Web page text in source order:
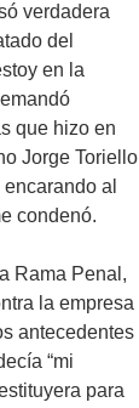
verdadera
del
en la
que hizo en
Jorge Toriello
al
condenó.
Rama Penal,
la empresa
antecedentes
“mi
para